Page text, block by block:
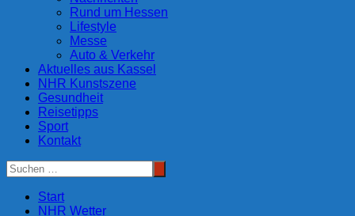
Rund um Hessen
Lifestyle
Messe
Auto & Verkehr
Aktuelles aus Kassel
NHR Kunstszene
Gesundheit
Reisetipps
Sport
Kontakt
Start
NHR Wetter